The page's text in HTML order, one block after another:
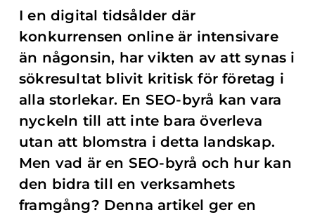
I en digital tidsålder där
konkurrensen online är intensivare
än någonsin, har vikten av att synas i
sökresultat blivit kritisk för företag i
alla storlekar. En SEO-byrå kan vara
nyckeln till att inte bara överleva
utan att blomstra i detta landskap.
Men vad är en SEO-byrå och hur kan
den bidra till en verksamhets
framgång? Denna artikel ger en